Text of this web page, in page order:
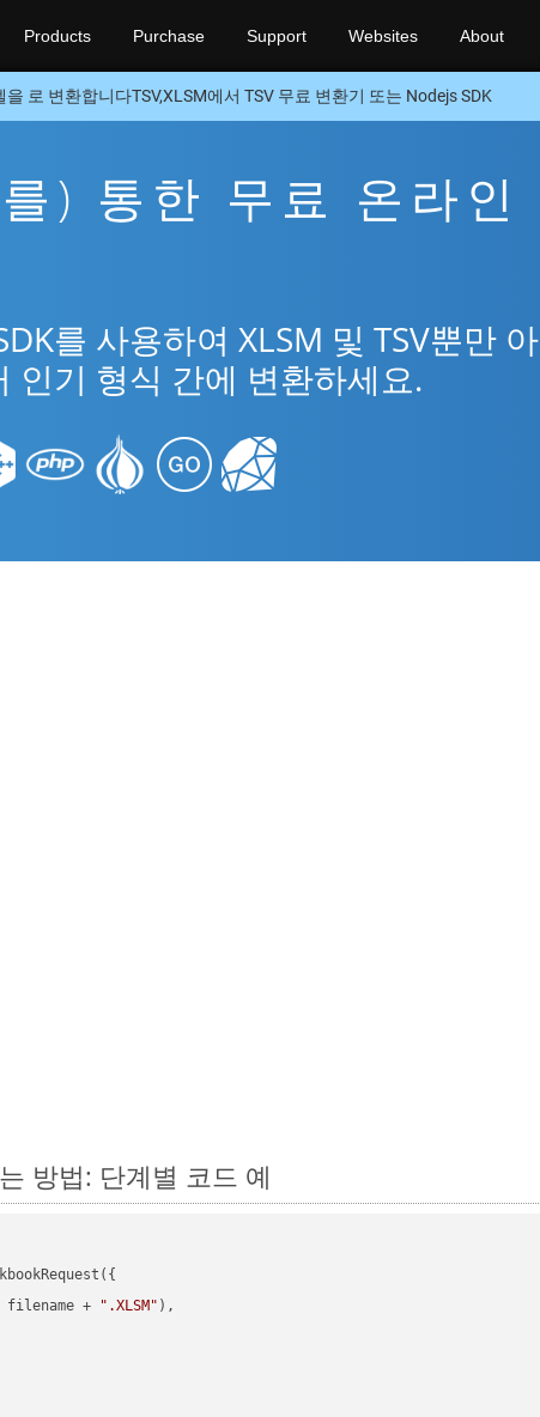
Products Purchase Support Websites About
을 로 변환합니다TSV,XLSM에서 TSV 무료 변환기 또는 Nodejs SDK
) 통한 무료 온라인
를 사용하여 XLSM 및 TSV뿐만 아
인기 형식 간에 변환하세요.
방법: 단계별 코드 예
filename + ".XLSM" ),